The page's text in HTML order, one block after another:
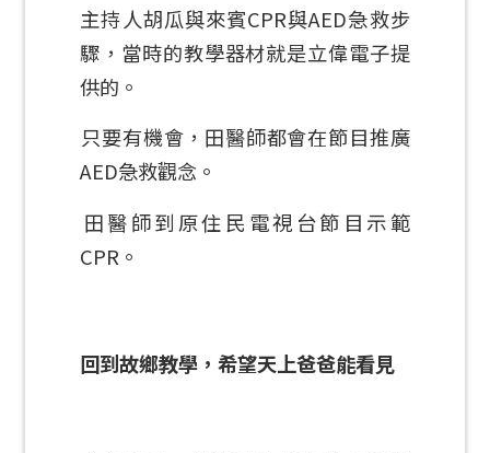
主持人胡瓜與來賓CPR與AED急救步
驟，當時的教學器材就是立偉電子提
供的。
只要有機會，田醫師都會在節目推廣
AED急救觀念。
田醫師到原住民電視台節目示範
CPR。
回到故鄉教學，希望天上爸爸能看見